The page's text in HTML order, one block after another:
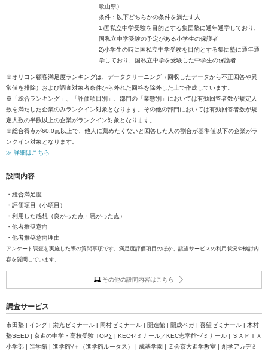
歌山県）
条件：以下どちらかの条件を満たす人
1)国私立中学受験を目的とする集団塾に通年通学しており、
国私立中学受験の予定がある小学生の保護者
2)小学生の時に国私立中学受験を目的とする集団塾に通年通
学しており、国私立中学を受験した中学生の保護者
※オリコン顧客満足度ランキングは、データクリーニング（回収したデータから不正回答や異
常値を排除）および調査対象者条件から外れた回答を除外した上で作成しています。
※「総合ランキング」、「評価項目別」、部門の「業態別」においては有効回答者数が規定人
数を満たした企業のみランクイン対象となります。その他の部門においては有効回答者数が規
定人数の半数以上の企業がランクイン対象となります。
※総合得点が60.0点以上で、他人に薦めたくないと回答した人の割合が基準値以下の企業がラ
ンクイン対象となります。
≫ 詳細はこちら
設問内容
・総合満足度
・評価項目（小項目）
・利用した感想（良かった点・悪かった点）
・他者推奨意向
・他者推奨意向理由
アンケート調査を実施した際の質問事項です。満足度評価項目のほか、該当サービスの利用状況や検討内
容を質問しています。
その他の設問内容はこちら
調査サービス
市田塾 | イング | 栄光ゼミナール | 岡村ゼミナール | 開進館 | 開成ベガ | 喜望ゼミナール | 木村
塾SEED | 京進の中学・高校受験 TOP∑ | KECゼミナール／KEC志学館ゼミナール | ＳＡＰＩＸ
小学部 | 進学館 | 進学館√＋（進学館ルータス） | 成基学園 | Ｚ会京大進学教室 | 創学アカデミ